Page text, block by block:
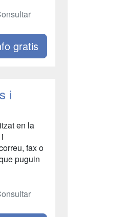
gratis
i
en la
i
fax o
puguin